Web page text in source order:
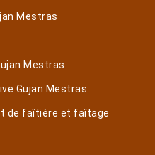
Mestras
Mestras
Gujan Mestras
de faîtière et faîtage